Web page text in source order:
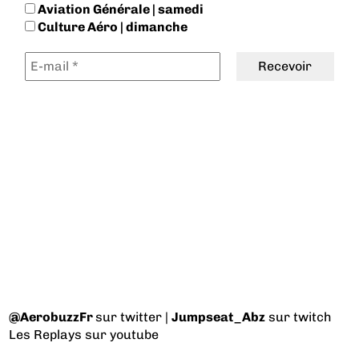
Aviation Générale | samedi
Culture Aéro | dimanche
@AerobuzzFrsur twitter |Jumpseat_Abz sur twitch
Les Replays sur youtube